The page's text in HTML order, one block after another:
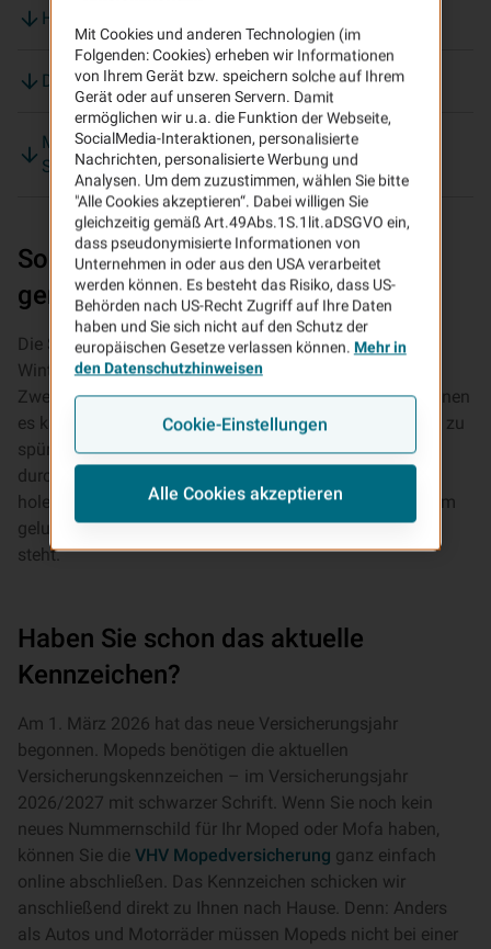
Haben Sie schon das aktuelle Kennzeichen?
Die Checkliste für einen gelungenen Saisonstart:
Mopedfahrer verursachen immer teurer werdende
Schäden
So starten Sie mit Ihrem Moped gut
gerüstet in die neue Saison
Die Sonne ist bis nach Feierabend sichtbar und die
Winterjacke darf bald zurück in den Schrank. Vielen
Zweirad-Fans juckt es da schon in den Fingern: Sie können
es kaum erwarten, endlich wieder Fahrtwind im Gesicht zu
spüren! Aber treten Sie das Gaspedal nicht zu voreilig
durch. Denn wenn Sie Ihr Moped aus dem Winterschlaf
holen, sollten Sie auf ein paar Dinge achten, damit einem
gelungenen Saisonstart auch wirklich nichts im Wege
steht.
Haben Sie schon das aktuelle
Kennzeichen?
Am 1. März 2026 hat das neue Versicherungsjahr
begonnen. Mopeds benötigen die aktuellen
Versicherungskennzeichen – im Versicherungsjahr
2026/2027 mit schwarzer Schrift. Wenn Sie noch kein
neues Nummernschild für Ihr Moped oder Mofa haben,
können Sie die VHV Mopedversicherung ganz einfach
online abschließen. Das Kennzeichen schicken wir
anschließend direkt zu Ihnen nach Hause. Denn: Anders
als Autos und Motorräder müssen Mopeds nicht bei einer
Mit Cookies und anderen Technologien (im
Folgenden: Cookies) erheben wir Informationen
von Ihrem Gerät bzw. speichern solche auf Ihrem
Gerät oder auf unseren Servern. Damit
ermöglichen wir u.a. die Funktion der Webseite,
SocialMedia-Interaktionen, personalisierte
Nachrichten, personalisierte Werbung und
Analysen. Um dem zuzustimmen, wählen Sie bitte
"Alle Cookies akzeptieren“. Dabei willigen Sie
gleichzeitig gemäß Art.49Abs.1S.1lit.aDSGVO ein,
dass pseudonymisierte Informationen von
Unternehmen in oder aus den USA verarbeitet
werden können. Es besteht das Risiko, dass US-
Behörden nach US-Recht Zugriff auf Ihre Daten
haben und Sie sich nicht auf den Schutz der
europäischen Gesetze verlassen können. Mehr in
den Datenschutzhinweisen
Cookie-Einstellungen
Alle Cookies akzeptieren